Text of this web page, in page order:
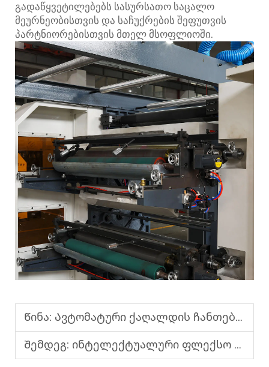
გადაწყვეტილებებს სასურსათო საცალო
მეურნეობისთვის და საჩუქრების შეფუთვის
პარტნიორებისთვის მთელ მსოფლიოში.
Წინა: Ავტომატური ქაღალდის ჩანთების წარმოების მანქანა მორგებადი წარმოების საჭიროებებისთვის
Შემდეგ: ინტელექტუალური ფლექსო პრინტერი – ჭკვიანური მომსახურება, უკეთესი შედეგი